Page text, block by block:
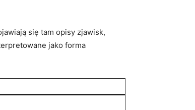
się tam opisy ⁢zjawisk,
jako forma